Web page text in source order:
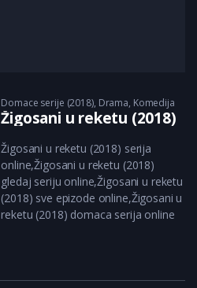
Domace serije (2018), Drama, Komedija
Žigosani u reketu (2018)
Žigosani u reketu (2018) serija
online,Žigosani u reketu (2018)
gledaj seriju online,Žigosani u reketu
(2018) sve epizode online,Žigosani u
reketu (2018) domaca serija online